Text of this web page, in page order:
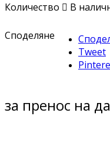
Количество  В
Споделяне
Tweet
за пренос на